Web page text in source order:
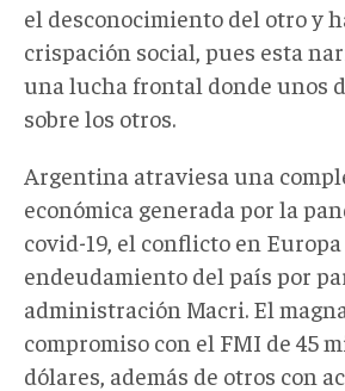
el desconocimiento del otro y
crispación social, pues esta
una lucha frontal donde unos
sobre los otros.
Argentina atraviesa una
económica generada por la
covid-19, el conflicto en Europa
endeudamiento del país por
administración Macri. El
compromiso con el FMI de 45
dólares, además de otros con